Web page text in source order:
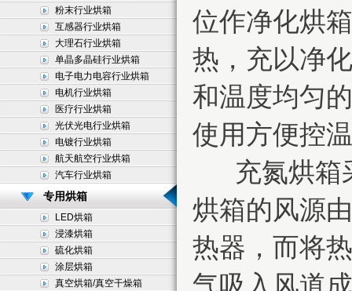
粉末行业烘箱
互感器行业烘箱
大理石行业烘箱
单晶多晶硅行业烘箱
电子电力电容行业烘箱
电机行业烘箱
医疗行业烘箱
光伏光电行业烘箱
电镀行业烘箱
航天航空行业烘箱
汽车行业烘箱
专用烘箱
LED烘箱
浸漆烘箱
硫化烘箱
涂层烘箱
真空烘箱/真空干燥箱
位作净化烘
热，充以净
和温度均匀
使用方便控
充氮烘箱
烘箱的风源
热器，而将
气吸入风道